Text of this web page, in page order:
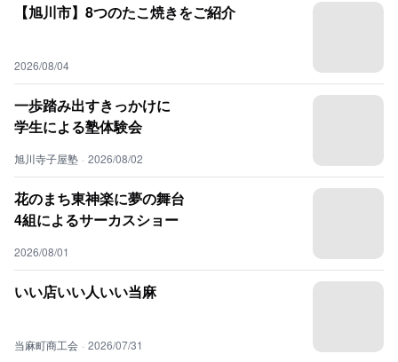
【旭川市】8つのたこ焼きをご紹介
2026/08/04
一歩踏み出すきっかけに
学生による塾体験会
旭川寺子屋塾 · 2026/08/02
花のまち東神楽に夢の舞台
4組によるサーカスショー
2026/08/01
いい店いい人いい当麻
当麻町商工会 · 2026/07/31